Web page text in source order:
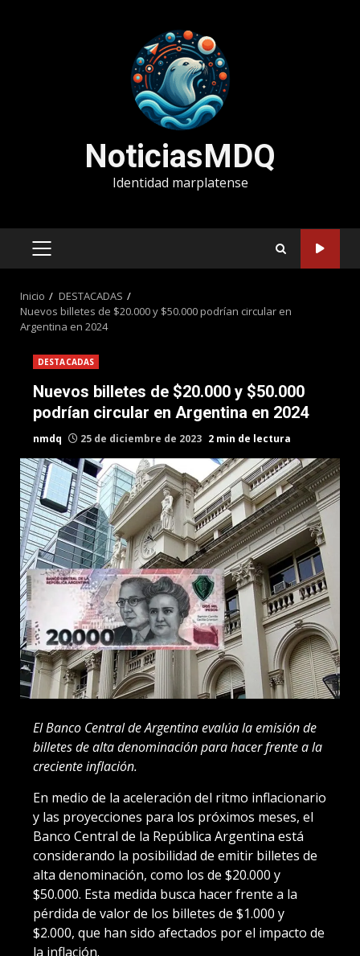
NoticiasMDQ
Identidad marplatense
MENÚ
Inicio
DESTACADAS
Nuevos billetes de $20.000 y $50.000 podrían circular en
Argentina en 2024
DESTACADAS
Nuevos billetes de $20.000 y $50.000
podrían circular en Argentina en 2024
nmdq 25 de diciembre de 2023 2 min de lectura
El Banco Central de Argentina evalúa la emisión de
billetes de alta denominación para hacer frente a la
creciente inflación.
En medio de la aceleración del ritmo inflacionario
y las proyecciones para los próximos meses, el
Banco Central de la República Argentina está
considerando la posibilidad de emitir billetes de
alta denominación, como los de $20.000 y
$50.000. Esta medida busca hacer frente a la
pérdida de valor de los billetes de $1.000 y
$2.000, que han sido afectados por el impacto de
la inflación.